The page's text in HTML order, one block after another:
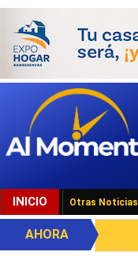
INICIO Otras Noticias
AHORA